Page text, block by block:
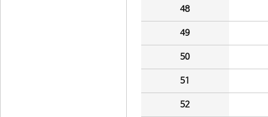
48
49
50
51
52